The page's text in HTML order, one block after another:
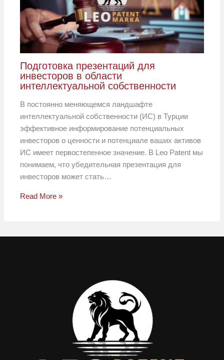
Подготовка презентаций для
инвесторов в области
интеллектуальной собственности
В постоянно меняющемся ландшафте
интеллектуальной собственности (ИС) в Турции
эффективное информирование потенциальных
инвесторов о ценности и потенциале ваших активов
ИС имеет первостепенное значение. В Leo Patent мы
понимаем, что убедительная презентация для
инвесторов может стать…
Read More »